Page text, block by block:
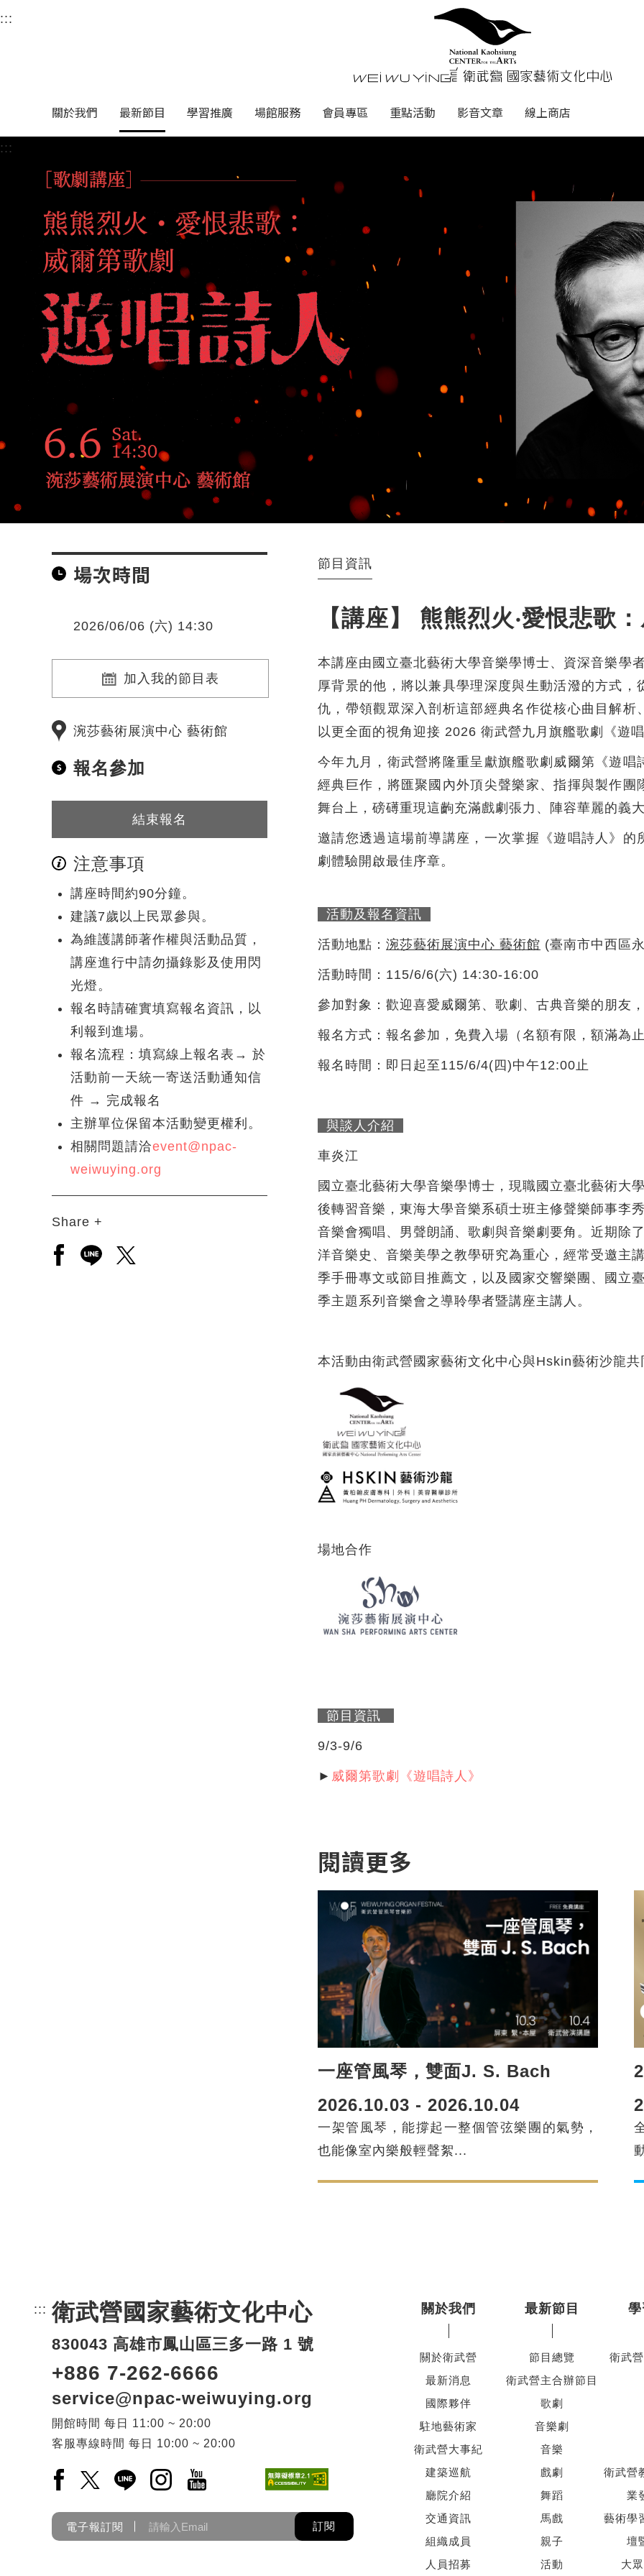
衛武營國家藝術文化中心
中央內容區塊，為本頁主要內容區。
::: 衛武營國家藝術文
關於我們 最新節目 學習推廣 場館服務 會員專區 重點活動 影音文章 線上商店
:::
場次時間
2026/06/06 (六) 14:30
加入我的節目表
涴莎藝術展演中心 藝術館
報名參加
結束報名
注意事項
講座時間約90分鐘。
建議7歲以上民眾參與。
為維護講師著作權與活動品質，
講座進行中請勿攝錄影及使用閃
光燈。
報名時請確實填寫報名資訊，以
利報到進場。
報名流程：填寫線上報名表→ 於
活動前一天統一寄送活動通知信
件 → 完成報名
主辦單位保留本活動變更權利。
相關問題請洽event@npac-
weiwuying.org
Share +
另開新視窗分享至facebook
另開新視窗分享至line
另開新視窗分享至twitter
節目資訊
【講座】 熊熊烈火‧愛恨悲歌
本講座由國立臺北藝術大學音樂學博士、資深音樂學
厚背景的他，將以兼具學理深度與生動活潑的方式
仇，帶領觀眾深入剖析這部經典名作從核心曲目解
以更全面的視角迎接 2026 衛武營九月旗艦歌劇《遊
今年九月，衛武營將隆重呈獻旗艦歌劇威爾第《遊
經典巨作，將匯聚國內外頂尖聲樂家、指揮與製作
舞台上，磅礡重現這齣充滿戲劇張力、陣容華麗的義
邀請您透過這場前導講座，一次掌握《遊唱詩人》
劇體驗開啟最佳序章。
活動及報名資訊
活動地點： 涴莎藝術展演中心 藝術館 (臺南市中西區
活動時間：115/6/6(六) 14:30-16:00
參加對象：歡迎喜愛威爾第、歌劇、古典音樂的朋友
報名方式：報名參加，免費入場（名額有限，額滿為
報名時間：即日起至115/6/4(四)中午12:00止
與談人介紹
車炎江
國立臺北藝術大學音樂學博士，現職國立臺北藝術大
後轉習音樂，東海大學音樂系碩士班主修聲樂師事李
音樂會獨唱、男聲朗誦、歌劇與音樂劇要角。近期除
洋音樂史、音樂美學之教學研究為重心，經常受邀主
季手冊專文或節目推薦文，以及國家交響樂團、國立
季主題系列音樂會之導聆學者暨講座主講人。
本活動由衛武營國家藝術文化中心與Hskin藝術沙龍共
場地合作
節目資訊
9/3-9/6
► 威爾第歌劇《遊唱詩人》
閱讀更多
一座管風琴，雙面J. S. Bach
2026.10.03 - 2026.10.04
一架管風琴，能撐起一整個管弦樂團的氣勢，
也能像室內樂般輕聲絮...
::: 頁尾網站資訊。
衛武營國家藝術文化中心
830043 高雄市鳳山區三多一路 1 號
+886 7-262-6666
service@npac-weiwuying.org
開館時間 每日
11:00 ~ 20:00
客服專線時間 每日 10:00 ~ 20:00
Facebook(另開新視窗)
X(另開新視窗)
LINE(另開新視窗)
Instagram(另開新視窗)
YouTube(另開新視窗)
電子報訂閱 訂閱
關於我們
關於衛武營
最新消息
國際夥伴
駐地藝術家
衛武營大事紀
建築巡航
廳院介紹
交通資訊
組織成員
人員招募
最新節目
節目總覽
衛武營主合辦節目
歌劇
音樂劇
音樂
戲劇
舞蹈
馬戲
親子
活動
衛武
衛武營
業
藝術學
壇
大